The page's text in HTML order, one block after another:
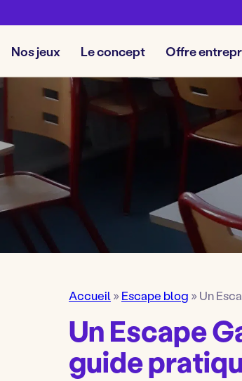
Nos jeux Le concept Offre
Accueil»Escape blog »Un
Un Escape
guide